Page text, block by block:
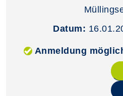
Datum:
Anmeldung